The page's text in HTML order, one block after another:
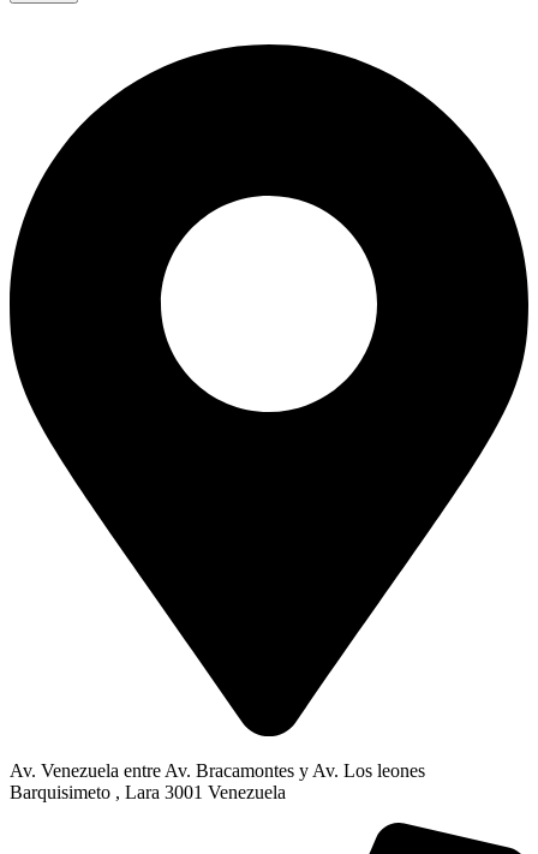
Av. Venezuela entre Av. Bracamontes y Av. Los leones
Barquisimeto , Lara 3001 Venezuela